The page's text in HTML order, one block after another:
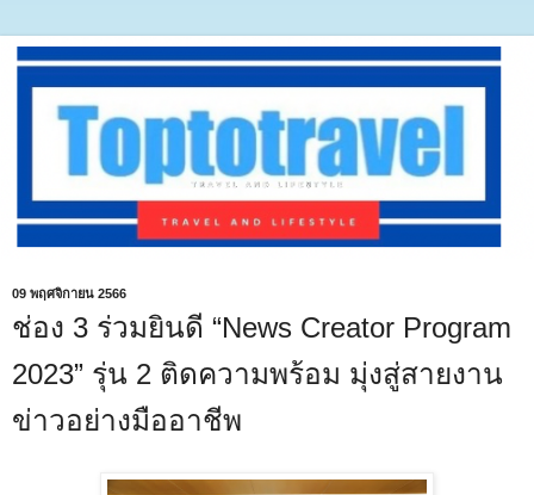
09 พฤศจิกายน 2566
ช่อง 3 ร่วมยินดี “News Creator Program
2023” รุ่น 2 ติดความพร้อม มุ่งสู่สายงาน
ข่าวอย่างมืออาชีพ